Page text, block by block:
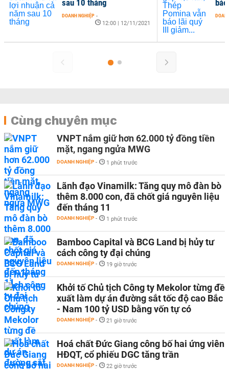
sau 10 tháng
DOANH NGHIỆP -
12:00 | 12/11/2021
Cùng chuyên mục
VNPT nắm giữ hơn 62.000 tỷ đồng tiền
mặt, ngang ngửa MWG
DOANH NGHIỆP - 1 phút trước
Lãnh đạo Vinamilk: Tăng quy mô đàn bò
thêm 8.000 con, đã chốt giá nguyên liệu
đến tháng 11
DOANH NGHIỆP - 1 phút trước
Bamboo Capital và BCG Land bị hủy tư
cách công ty đại chúng
DOANH NGHIỆP - 19 giờ trước
Khởi tố Chủ tịch Công ty Mekolor từng đề
xuất làm dự án đường sắt tốc độ cao Bắc
- Nam 100 tỷ USD bằng vốn tự có
DOANH NGHIỆP - 21 giờ trước
Hoá chất Đức Giang công bố hai ứng viên
HĐQT, cổ phiếu DGC tăng trần
DOANH NGHIỆP - 22 giờ trước